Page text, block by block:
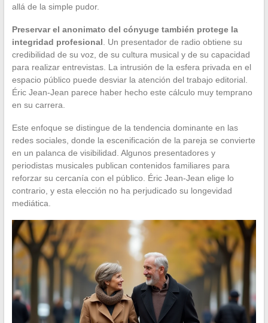
allá de la simple pudor.
Preservar el anonimato del cónyuge también protege la
integridad profesional . Un presentador de radio obtiene su
credibilidad de su voz, de su cultura musical y de su capacidad
para realizar entrevistas. La intrusión de la esfera privada en el
espacio público puede desviar la atención del trabajo editorial.
Éric Jean-Jean parece haber hecho este cálculo muy temprano
en su carrera.
Este enfoque se distingue de la tendencia dominante en las
redes sociales, donde la escenificación de la pareja se convierte
en un palanca de visibilidad. Algunos presentadores y
periodistas musicales publican contenidos familiares para
reforzar su cercanía con el público. Éric Jean-Jean elige lo
contrario, y esta elección no ha perjudicado su longevidad
mediática.